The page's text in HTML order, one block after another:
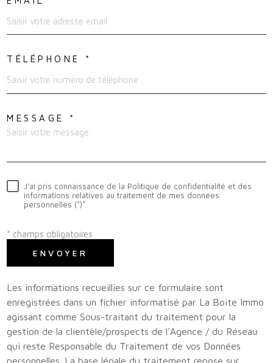
TÉLÉPHONE *
MESSAGE *
J'ai pris connaissance de la Politique de confidentialité et des
informations relatives au traitement de mes données
personnelles (*)*
* champs obligatoires
ENVOYER
Les informations recueillies sur ce formulaire sont
enregistrées dans un fichier informatisé par La Boite Immo
agissant comme Sous-traitant du traitement pour la
gestion de la clientèle/prospects de l'Agence / du Réseau
qui reste Responsable du Traitement de vos Données